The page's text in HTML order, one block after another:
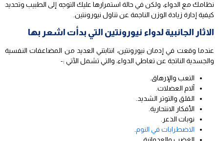
نظامك مع الدواء، ولكن في حالة استمرارها عليك التوجه إلى الطبيب وتحديد
كيفية إدارة زيادة الوزن الناجمة عن تناول نيورونتين.
الاثار الجانبية لدواء نيورونتين التي بدأت اشعر بها
عندما وقعت في إدمان نيورونتين، انتابتني العديد من المضاعفات النفسية
والجسدية الناتجة عن تعاطي الدواء، والتي تشمل الآتي :-
التعب والإرهاق.
آلام العضلات.
القلق والتوتر الشديد.
الأفكار الانتحارية.
نوبات الذعر.
الاضطرابات في النوم